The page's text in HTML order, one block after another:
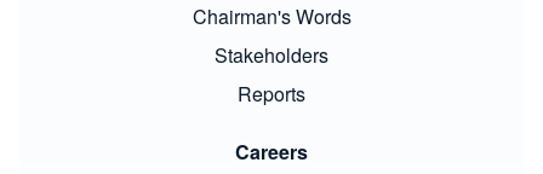
Chairman's Words
Stakeholders
Reports
Careers